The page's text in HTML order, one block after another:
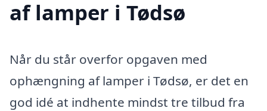
af lamper i Tødsø
Når du står overfor opgaven med
ophængning af lamper i Tødsø, er det en
god idé at indhente mindst tre tilbud fra